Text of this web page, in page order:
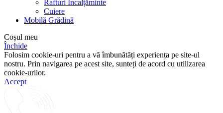
Rafturi Încalțăminte
Cuiere
Mobilă Grădină
Coșul meu
Închide
Folosim cookie-uri pentru a vă îmbunătăți experiența pe site-ul
nostru. Prin navigarea pe acest site, sunteți de acord cu utilizarea
cookie-urilor.
Accept